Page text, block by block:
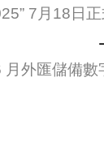
7月18日
月外匯儲備數